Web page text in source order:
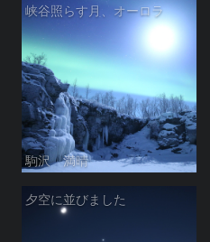
峡谷照らす月、オーロラ
駒沢 満晴
夕空に並びました